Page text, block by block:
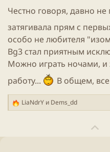
Baldur's Gate 3 -
Спойлер:Другие трейлеры
Честно говоря, давно
затягивала прям с
особо не любителя
Bg3 стал приятным
Можно играть ночами, и
работу...
В общем,
Р
LiaNdrY и Dems_dd